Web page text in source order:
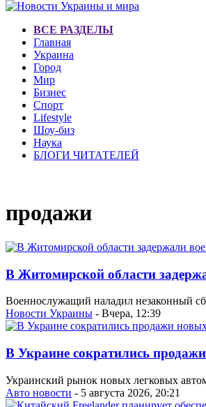
ВСЕ РАЗДЕЛЫ
Главная
Украина
Город
Мир
Бизнес
Спорт
Lifestyle
Шоу-биз
Наука
БЛОГИ ЧИТАТЕЛЕЙ
продажи
В Житомирской области
Военнослужащий наладил незаконный
Новости Украины - Вчера, 12:39
В Украине сократились
Украинский рынок новых легковых
Авто новости - 5 августа 2026, 20:21